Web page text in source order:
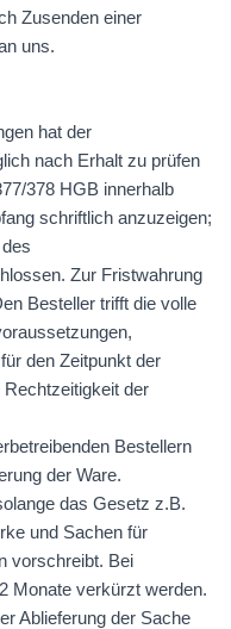
Zusenden einer
uns.
hat der
nach Erhalt zu prüfen
378 HGB innerhalb
schriftlich anzuzeigen;
Zur Fristwahrung
Besteller trifft die volle
den Zeitpunkt der
der
Bestellern
der Ware.
das Gesetz z.B.
und Sachen für
vorschreibt. Bei
Monate verkürzt werden.
Ablieferung der Sache